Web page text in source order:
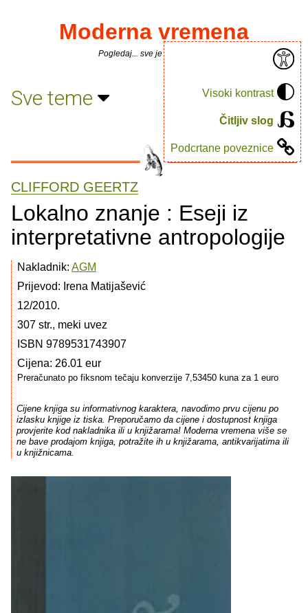
Visoki kontrast
Čitljiv slog
Podcrtane poveznice
Moderna vremena
Pogledaj... sve je puno knjiga.
Sve teme
CLIFFORD GEERTZ
Lokalno znanje : Eseji iz
interpretativne antropologije
Nakladnik: AGM
Prijevod: Irena Matijašević
12/2010.
307 str., meki uvez
ISBN 9789531743907
Cijena: 26.01 eur
Preračunato po fiksnom tečaju konverzije 7,53450 kuna za 1 euro
Cijene knjiga su informativnog karaktera, navodimo prvu cijenu po
izlasku knjige iz tiska. Preporučamo da cijene i dostupnost knjiga
provjerite kod nakladnika ili u knjižarama! Moderna vremena više se
ne bave prodajom knjiga, potražite ih u knjižarama, antikvarijatima ili
u knjižnicama.